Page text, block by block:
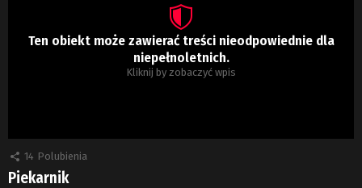
Ten obiekt może zawierać treści nieodpowiednie dla
niepełnoletnich.
Kliknij by zobaczyć wpis
14 Polubienia
Piekarnik